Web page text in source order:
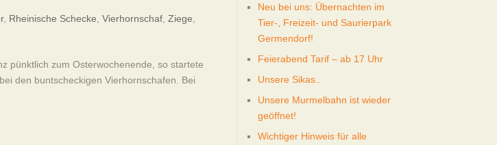
, Rheinische Schecke ,Vierhornschaf ,Ziege
pünktlich zum Osterwochenende, so startete
den buntscheckigen Vierhornschafen. Bei
Neu bei uns: Übernachten im
Tier-, Freizeit- und Saurierpark
Germendorf!
Feierabend Tarif – ab 17 Uhr
Unsere Sikas..
Unsere Murmelbahn ist wieder
geöffnet!
Wichtiger Hinweis für alle